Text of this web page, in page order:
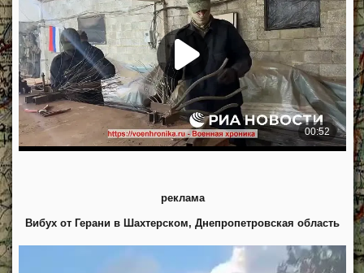
реклама
Вибух от Герани в Шахтерском, Днепропетровская область